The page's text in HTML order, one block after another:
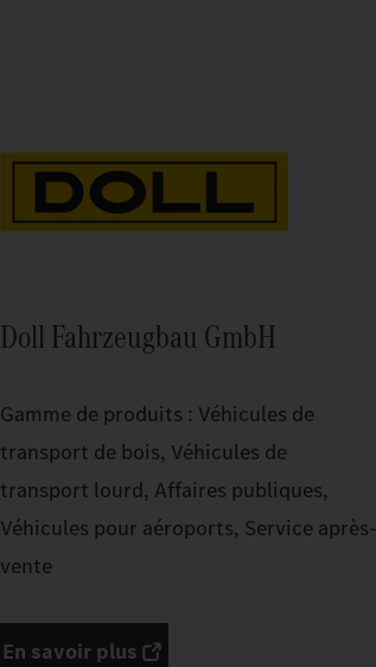
Doll Fahrzeugbau GmbH
Gamme de produits : Véhicules de
transport de bois, Véhicules de
transport lourd, Affaires publiques,
Véhicules pour aéroports, Service après-
vente
En savoir plus